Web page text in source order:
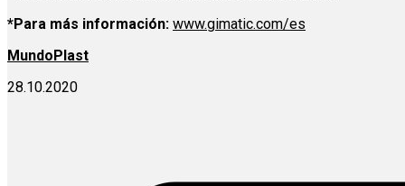
*Para más información: www.gimatic.com/es
MundoPlast
28.10.2020